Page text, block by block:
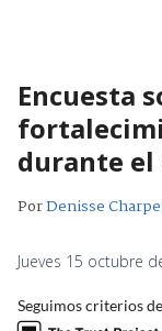
Encuesta
durante
PorDenisse
Jueves 15 octubre
Seguimos criterios de